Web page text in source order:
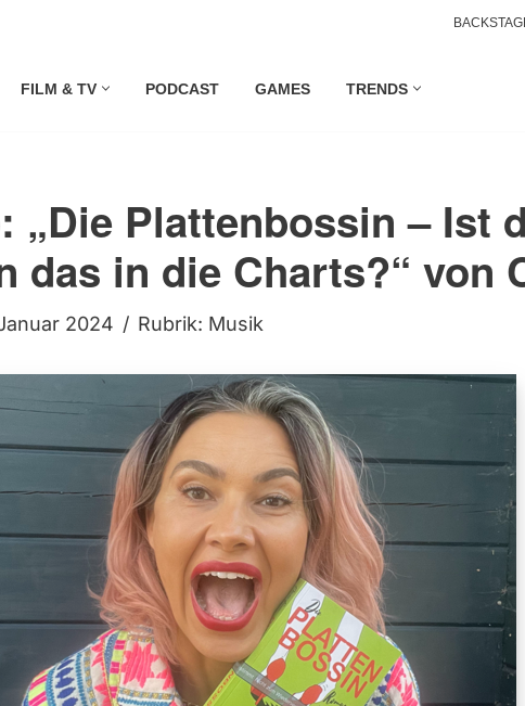
FILM & TV PODCAST GAMES TRENDS
„Die Plattenbossin – Ist
das in die Charts?“ von
2024 Rubrik: Musik